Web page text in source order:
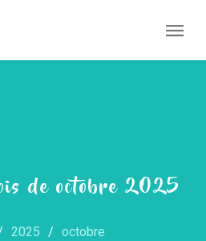
de octobre 2025
2025 octobre